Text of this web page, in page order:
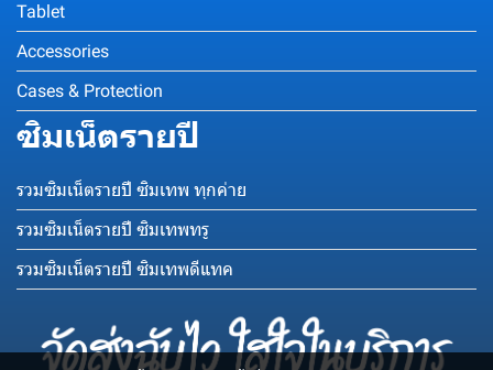
Tablet
Accessories
Cases & Protection
ซิมเน็ตรายปี
รวมซิมเน็ตรายปี ซิมเทพ ทุกค่าย
รวมซิมเน็ตรายปี ซิมเทพทรู
รวมซิมเน็ตรายปี ซิมเทพดีแทค